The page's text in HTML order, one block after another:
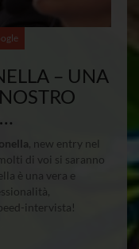
– UNA
, new entry nel
di voi si saranno
è una vera e
intervista!